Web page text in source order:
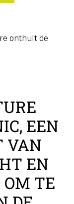
onthult de
EEN
VAN
EN
TE